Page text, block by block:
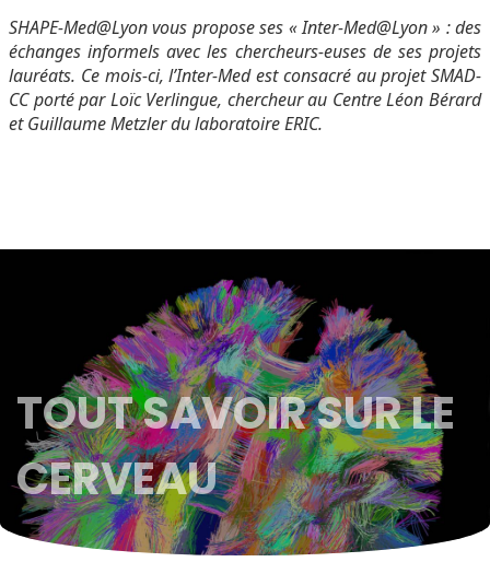
SHAPE-Med@Lyon vous propose ses « Inter-Med@Lyon » : des
échanges informels avec les chercheurs-euses de ses projets
lauréats. Ce mois-ci, l’Inter-Med est consacré au projet SMAD-
CC porté par Loïc Verlingue, chercheur au Centre Léon Bérard
et Guillaume Metzler du laboratoire ERIC.
TOUT SAVOIR SUR LE
CERVEAU